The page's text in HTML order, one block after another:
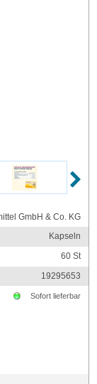
GmbH & Co. KG
Kapseln
60St
19295653
Sofort lieferbar